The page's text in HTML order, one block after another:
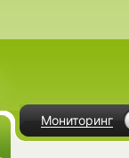
Мониторинг